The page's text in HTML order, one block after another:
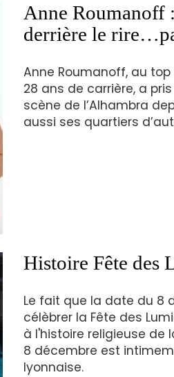
Anne Roumanoff
derrière le
Anne Roumanoff, au
28 ans de carrière, a
scène de l’Alhambra
aussi ses quartiers
Histoire Fête des
Le fait que la date du 8
célèbrer la Fête des
à l'histoire religieuse de
8 décembre est
lyonnaise.